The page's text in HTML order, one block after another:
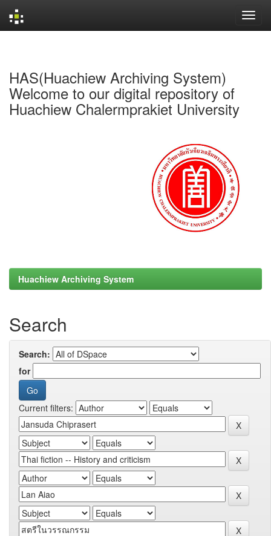
HAS(Huachiew Archiving System)
Welcome to our digital repository of
Huachiew Chalermprakiet University
Huachiew Archiving System
Search
Search:
for
Current filters: